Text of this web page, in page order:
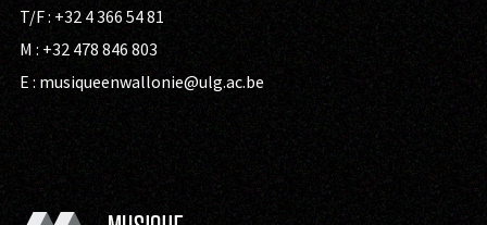
T/F : +32 4 366 54 81
M : +32 478 846 803
E : musiqueenwallonie@ulg.ac.be